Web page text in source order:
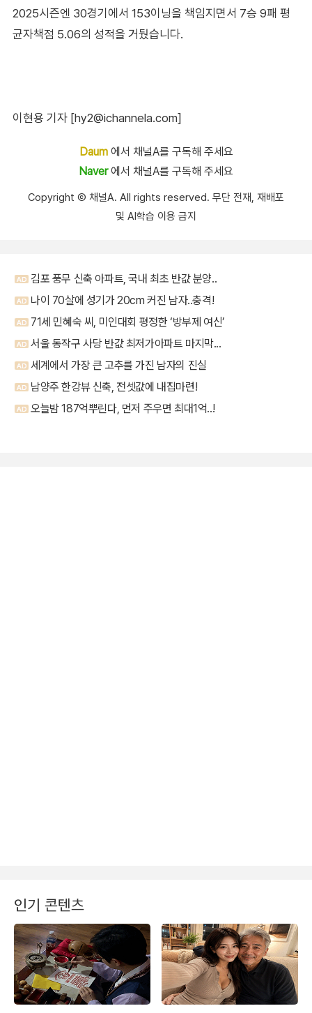
2025시즌엔 30경기에서 153이닝을 책임지면서 7승 9패 평
균자책점 5.06의 성적을 거뒀습니다.
이현용 기자 [hy2@ichannela.com]
Daum에서 채널A를 구독해 주세요
Naver에서 채널A를 구독해 주세요
Copyright Ⓒ 채널A. All rights reserved. 무단 전재, 재배포
및 AI학습 이용 금지
인기 콘텐츠